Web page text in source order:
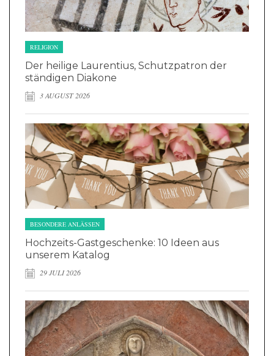
RELIGION
Der heilige Laurentius, Schutzpatron der
ständigen Diakone
3 AUGUST 2026
BESONDERE ANLÄSSEN
Hochzeits-Gastgeschenke: 10 Ideen aus
unserem Katalog
29 JULI 2026